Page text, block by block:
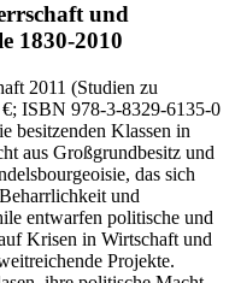
und
1830-2010
2011 (Studien zu
; ISBN 978-3-8329-6135-0
besitzenden Klassen in
aus Großgrundbesitz und
das sich
und
entwarfen politische und
Krisen in Wirtschaft und
Projekte.